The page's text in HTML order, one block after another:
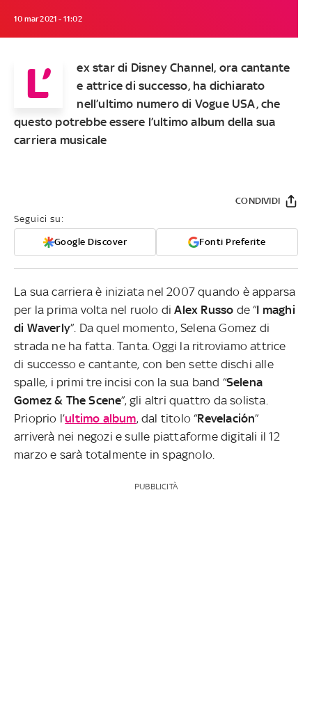
10 mar 2021 - 11:02
L’
ex star di Disney Channel, ora cantante
e attrice di successo, ha dichiarato
nell’ultimo numero di Vogue USA, che
questo potrebbe essere l’ultimo album della sua
carriera musicale
Seguici su:
Google Discover Fonti Preferite
CONDIVIDI
La sua carriera è iniziata nel 2007 quando è apparsa
per la prima volta nel ruolo diAlex Russo de “I maghi
di Waverly”. Da quel momento, Selena Gomez di
strada ne ha fatta. Tanta. Oggi la ritroviamo attrice
di successo e cantante, con ben sette dischi alle
spalle, i primi tre incisi con la sua band “Selena
Gomez & The Scene”, gli altri quattro da solista.
Prioprio l’ultimo album, dal titolo “Revelación”
arriverà nei negozi e sulle piattaforme digitali il 12
marzo e sarà totalmente in spagnolo.
PUBBLICITÀ